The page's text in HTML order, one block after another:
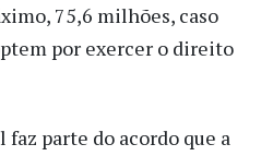
75,6 milhões, caso
por exercer o direito
parte do acordo que a